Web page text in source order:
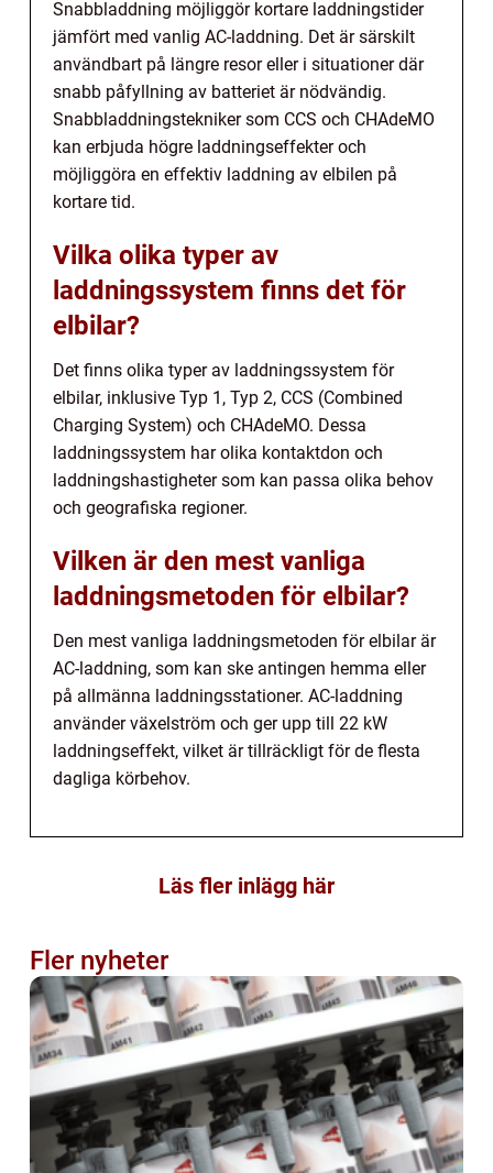
Snabbladdning möjliggör kortare laddningstider
jämfört med vanlig AC-laddning. Det är särskilt
användbart på längre resor eller i situationer där
snabb påfyllning av batteriet är nödvändig.
Snabbladdningstekniker som CCS och CHAdeMO
kan erbjuda högre laddningseffekter och
möjliggöra en effektiv laddning av elbilen på
kortare tid.
Vilka olika typer av
laddningssystem finns det för
elbilar?
Det finns olika typer av laddningssystem för
elbilar, inklusive Typ 1, Typ 2, CCS (Combined
Charging System) och CHAdeMO. Dessa
laddningssystem har olika kontaktdon och
laddningshastigheter som kan passa olika behov
och geografiska regioner.
Vilken är den mest vanliga
laddningsmetoden för elbilar?
Den mest vanliga laddningsmetoden för elbilar är
AC-laddning, som kan ske antingen hemma eller
på allmänna laddningsstationer. AC-laddning
använder växelström och ger upp till 22 kW
laddningseffekt, vilket är tillräckligt för de flesta
dagliga körbehov.
Läs fler inlägg här
Fler nyheter